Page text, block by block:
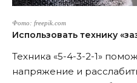
Фото: freepik.com
Использовать технику
Техника «5-4-3-2-1»
напряжение и